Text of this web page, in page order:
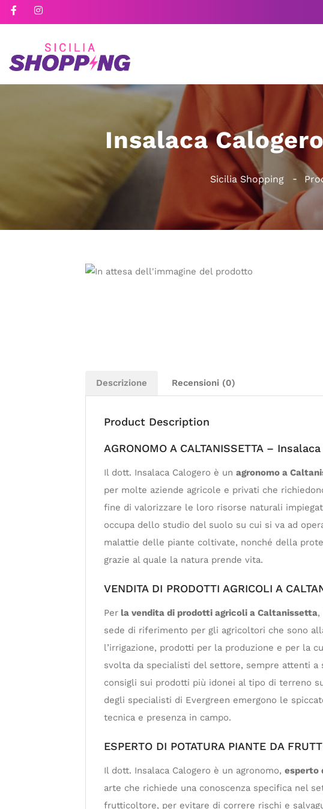
Insalaca
Sicilia Shopping
Descrizione Recensioni (0)
Product Description
AGRONOMO A CALTANISSETTA –
Il dott. Insalaca Calogero è un agronomo a
per molte aziende agricole e privati che
fine di valorizzare le loro risorse naturali
occupa dello studio del suolo su cui si va ad
malattie delle piante coltivate, nonché della
grazie al quale la natura prende vita.
VENDITA DI PRODOTTI AGRICOLI A
Per la vendita di prodotti agricoli a Caltanissetta,
sede di riferimento per gli agricoltori che sono
l’irrigazione, prodotti per la produzione e per la
svolta da specialisti del settore, sempre attenti
consigli sui prodotti più idonei al tipo di terreno
degli specialisti di Evergreen emergono le
tecnica e presenza in campo.
ESPERTO DI POTATURA PIANTE DA
Il dott. Insalaca Calogero è un agronomo, esperto
arte che richiede una conoscenza specifica nel
frutticoltore, per evitare di correre rischi e